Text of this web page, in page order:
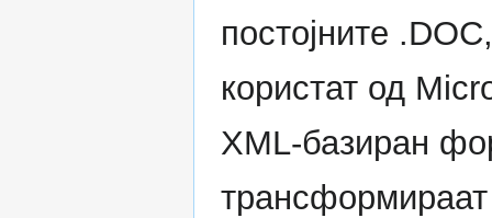
постојните
користат од
XML-базиран
трансформираат